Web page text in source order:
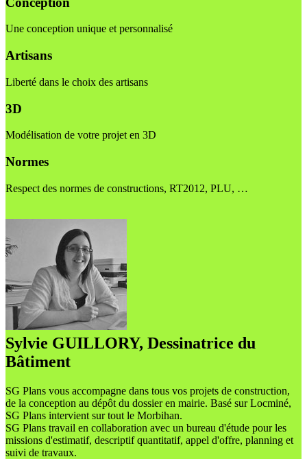
Une conception unique et personnalisé
Artisans
Liberté dans le choix des artisans
3D
Modélisation de votre projet en 3D
Normes
Respect des normes de constructions, RT2012, PLU, …
Sylvie GUILLORY, Dessinatrice du
Bâtiment
SG Plans vous accompagne dans tous vos projets de construction,
de la conception au dépôt du dossier en mairie. Basé sur Locminé,
SG Plans intervient sur tout le Morbihan.
SG Plans travail en collaboration avec un bureau d'étude pour les
missions d'estimatif, descriptif quantitatif, appel d'offre, planning et
suivi de travaux.